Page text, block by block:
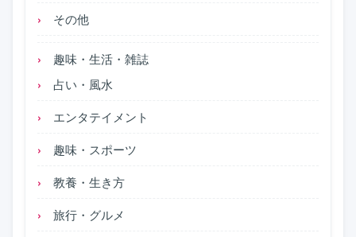
その他
趣味・生活・雑誌
占い・風水
エンタテイメント
趣味・スポーツ
教養・生き方
旅行・グルメ